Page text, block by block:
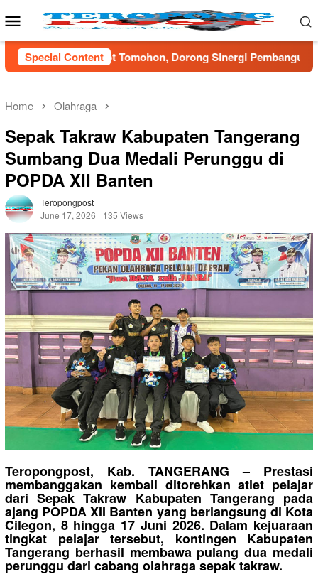
to
Mobile
Menu
Special Content
Dorong Sinergi Pembangunan Desa dan Kota
Home Olahraga
Sepak Takraw Kabupaten Tangerang
Sumbang Dua Medali Perunggu di
POPDA XII Banten
Teropongpost
June 17, 2026
135 Views
Teropongpost, Kab. TANGERANG – Prestasi
membanggakan kembali ditorehkan atlet pelajar
dariSepak Takraw Kabupaten Tangerangpada
ajang POPDA XII Banten yang berlangsung di Kota
Cilegon, 8 hingga 17 Juni 2026. Dalam kejuaraan
tingkat pelajar tersebut, kontingen Kabupaten
Tangerang berhasil membawa pulangdua medali
perunggudari cabang olahraga sepak takraw.